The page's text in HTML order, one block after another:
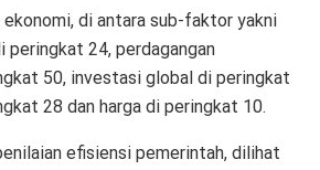
ekonomi, di antara sub-faktor yakni
24, perdagangan
50, investasi global di peringkat
28 dan harga di peringkat 10.
efisiensi pemerintah, dilihat